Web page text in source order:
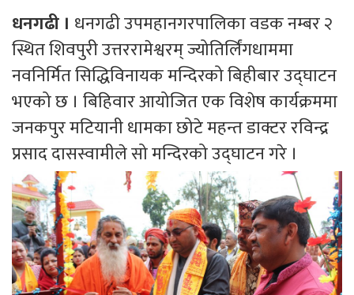
धनगढी । धनगढी उपमहानगरपालिका वडक नम्बर २
स्थित शिवपुरी उत्तररामेश्वरम् ज्योतिर्लिंगधाममा
नवनिर्मित सिद्धिविनायक मन्दिरको बिहीबार उद्घाटन
भएको छ । बिहिवार आयोजित एक विशेष कार्यक्रममा
जनकपुर मटियानी धामका छोटे महन्त डाक्टर रविन्द्र
प्रसाद दासस्वामीले सो मन्दिरको उद्घाटन गरे ।